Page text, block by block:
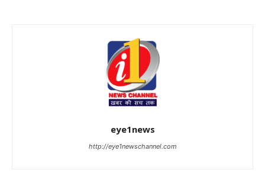
eye1news
http://eye1newschannel.com